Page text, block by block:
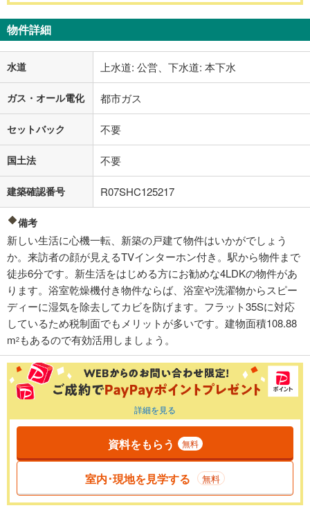
物件詳細
水道 上水道: 公営、下水道: 本下水
ガス・オール電化 都市ガス
セットバック 不要
国土法 不要
建築確認番号 R07SHC125217
備考
新しい生活に心機一転、新築の戸建て物件はいかがでしょう
か。来訪者の顔が見えるTVインターホン付き。駅から物件まで
徒歩6分です。新生活をはじめる方にお勧めな4LDKの物件があ
ります。浴室乾燥機付き物件ならば、浴室や洗濯物からスピー
ディーに湿気を除去してカビを防げます。フラット35Sに対応
しているため税制面でもメリットが多いです。建物面積108.88
m2 もあるので有効活用しましょう。
詳細を見る
資料をもらう 無料
室内･現地を見学する 無料